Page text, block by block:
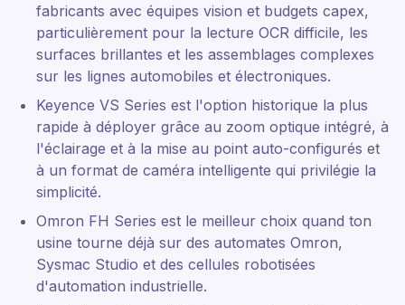
fabricants avec équipes vision et budgets capex,
particulièrement pour la lecture OCR difficile, les
surfaces brillantes et les assemblages complexes
sur les lignes automobiles et électroniques.
Keyence VS Series est l'option historique la plus
rapide à déployer grâce au zoom optique intégré, à
l'éclairage et à la mise au point auto-configurés et
à un format de caméra intelligente qui privilégie la
simplicité.
Omron FH Series est le meilleur choix quand ton
usine tourne déjà sur des automates Omron,
Sysmac Studio et des cellules robotisées
d'automation industrielle.